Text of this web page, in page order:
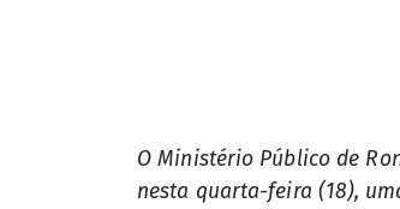
O Ministério Público de
nesta quarta-feira (18),